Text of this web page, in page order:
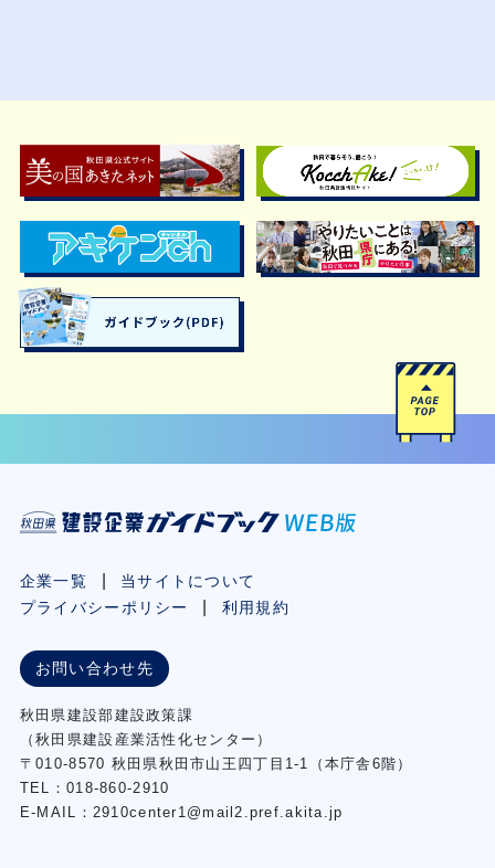
企業一覧
当サイトについて
プライバシーポリシー
利用規約
お問い合わせ先
秋⽥県建設部建設政策課
（秋⽥県建設産業活性化センター）
〒010-8570 秋田県秋田市⼭王四丁⽬1-1（本庁舎6階）
TEL：018-860-2910
E-MAIL：2910center1@mail2.pref.akita.jp